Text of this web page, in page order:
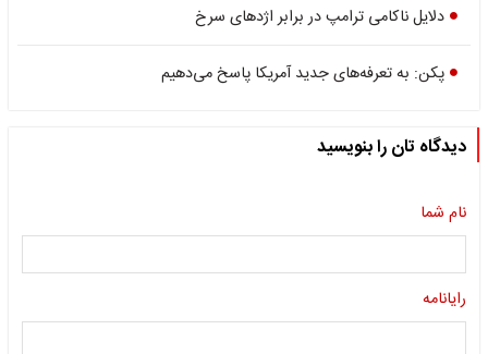
دلایل ناکامی ترامپ در برابر اژد‌های سرخ
پکن: به تعرفه‌های جدید آمریکا پاسخ می‌دهیم
دیدگاه تان را بنویسید
نام شما
رایانامه